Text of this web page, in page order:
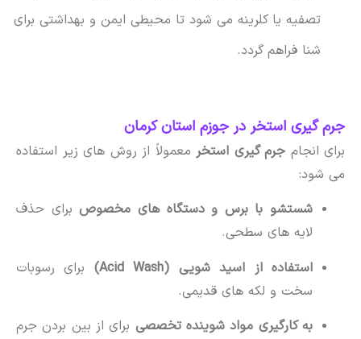
تصفیه یا کلرینه می شود تا محیطی ایمن و بهداشتی برای
شنا فراهم گردد.
جرم گیری استخر در جوزم استان کرمان
برای انجام جرم گیری استخرمعمولاً از روش های زیر استفاده
می شود:
شستشو با برس و دستگاه های مخصوصبرای حذف
لایه های سطحی.
استفاده از اسید شویی (Acid Wash)
برای رسوبات
سخت و لکه های قدیمی.
به کارگیری مواد شوینده تخصصیبرای از بین بردن جرم